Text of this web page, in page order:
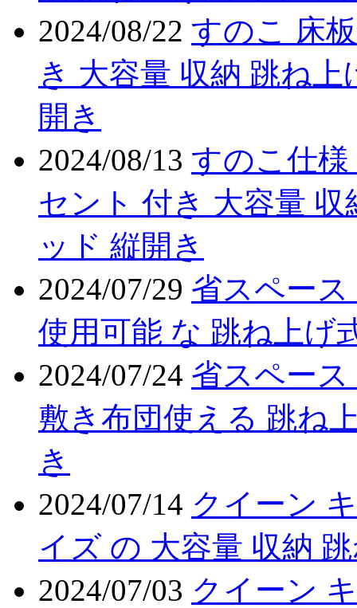
2024/08/22 すのこ 床
き 大容量 収納 跳ね
開き
2024/08/13 すのこ仕
セント 付き 大容量
ッド 縦開き
2024/07/29 省スペー
使用可能 な 跳ね上げ
2024/07/24 省スペー
敷き布団使える 跳ね
き
2024/07/14 クイーン
イズ の 大容量 収納
2024/07/03 クイーン